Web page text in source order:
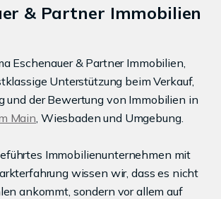
& Partner Immobilien
Eschenauer & Partner Immobilien,
Unterstützung beim Verkauf,
und der Bewertung von Immobilien in
Main, Wiesbaden und Umgebung.
Immobilienunternehmen mit
wissen wir, dass es nicht
ankommt, sondern vor allem auf